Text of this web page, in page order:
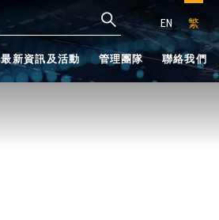
EN 繁
最新資訊及活動 管理團隊 聯絡我們